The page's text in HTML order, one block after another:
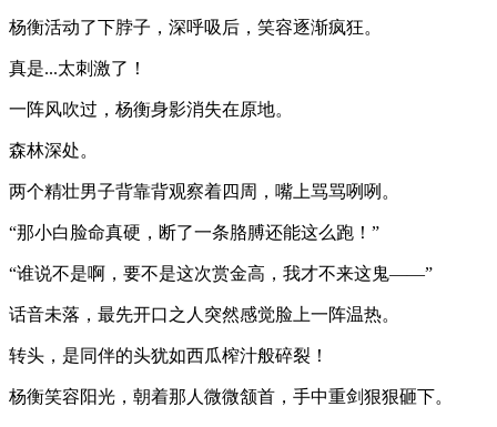
杨衡活动了下脖子，深呼吸后，笑容逐渐疯狂。
真是...太刺激了！
一阵风吹过，杨衡身影消失在原地。
森林深处。
两个精壮男子背靠背观察着四周，嘴上骂骂咧咧。
“那小白脸命真硬，断了一条胳膊还能这么跑！”
“谁说不是啊，要不是这次赏金高，我才不来这鬼——”
话音未落，最先开口之人突然感觉脸上一阵温热。
转头，是同伴的头犹如西瓜榨汁般碎裂！
杨衡笑容阳光，朝着那人微微颔首，手中重剑狠狠砸下。